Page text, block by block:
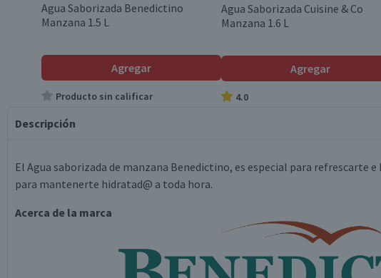
Agua Saborizada Benedictino
Manzana 1.5 L
Agregar
Producto sin calificar
Agua Saborizada Cuisine & Co
Manzana 1.6 L
Agregar
4.0
Descripción
El Agua saborizada de manzana Benedictino, es especial para refrescarte
para mantenerte hidratad@ a toda hora.
Acerca de la marca